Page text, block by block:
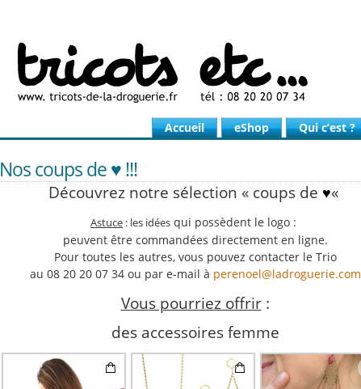
Accueil eShop Qui c’est ?
Nos coups de ♥ !!!
Découvrez notre sélection « coups de ♥«
Astuce : les idées qui possèdent le logo :
peuvent être commandées directement en ligne.
Pour toutes les autres, vous pouvez contacter le Trio
au 08 20 20 07 34 ou par e-mail à perenoel@ladroguerie.com
Vous pourriez offrir:
des accessoires femme